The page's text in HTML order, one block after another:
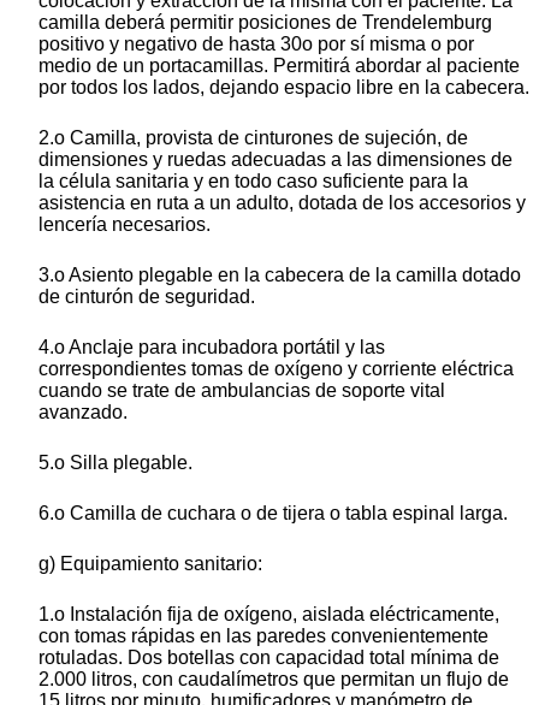
camilla deberá permitir posiciones de Trendelemburg
positivo y negativo de hasta 30o por sí misma o por
medio de un portacamillas. Permitirá abordar al paciente
por todos los lados, dejando espacio libre en la cabecera.
2.o Camilla, provista de cinturones de sujeción, de
dimensiones y ruedas adecuadas a las dimensiones de
la célula sanitaria y en todo caso suficiente para la
asistencia en ruta a un adulto, dotada de los accesorios y
lencería necesarios.
3.o Asiento plegable en la cabecera de la camilla dotado
de cinturón de seguridad.
4.o Anclaje para incubadora portátil y las
correspondientes tomas de oxígeno y corriente eléctrica
cuando se trate de ambulancias de soporte vital
avanzado.
5.o Silla plegable.
6.o Camilla de cuchara o de tijera o tabla espinal larga.
g) Equipamiento sanitario:
1.o Instalación fija de oxígeno, aislada eléctricamente,
con tomas rápidas en las paredes convenientemente
rotuladas. Dos botellas con capacidad total mínima de
2.000 litros, con caudalímetros que permitan un flujo de